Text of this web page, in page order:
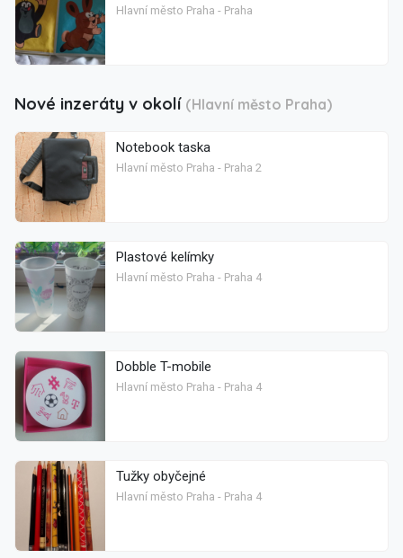
Hlavní město Praha - Praha
Nové inzeráty v okolí (Hlavní město Praha)
Notebook taska
Hlavní město Praha - Praha 2
Plastové kelímky
Hlavní město Praha - Praha 4
Dobble T-mobile
Hlavní město Praha - Praha 4
Tužky obyčejné
Hlavní město Praha - Praha 4